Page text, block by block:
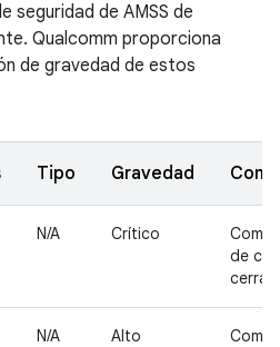
seguridad de AMSS de
Qualcomm proporciona
de gravedad de estos
Tipo Gravedad
N/A Crítico
de
N/A Alto